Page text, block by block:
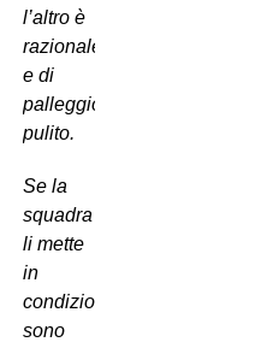
l’altro è
razionale
e di
palleggio,
pulito.
Se la
squadra
li mette
in
condizione
sono